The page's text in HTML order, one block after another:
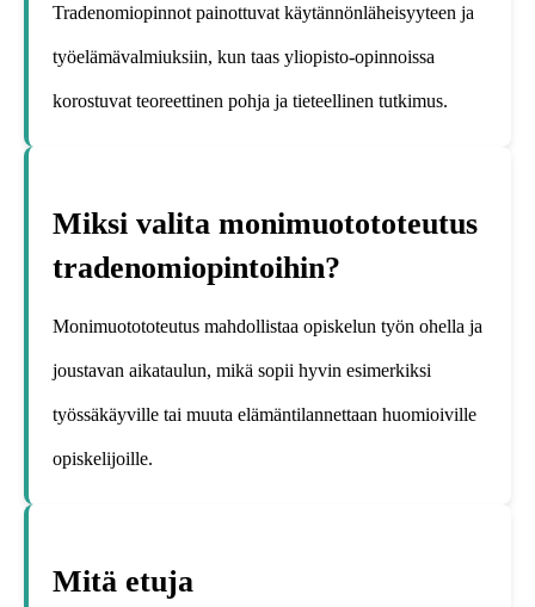
Tradenomiopinnot painottuvat käytännönläheisyyteen ja
työelämävalmiuksiin, kun taas yliopisto-opinnoissa
korostuvat teoreettinen pohja ja tieteellinen tutkimus.
Miksi valita monimuotototeutus
tradenomiopintoihin?
Monimuotototeutus mahdollistaa opiskelun työn ohella ja
joustavan aikataulun, mikä sopii hyvin esimerkiksi
työssäkäyville tai muuta elämäntilannettaan huomioiville
opiskelijoille.
Mitä etuja